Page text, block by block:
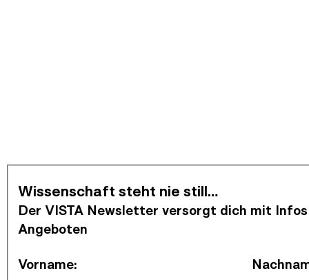
Wissenschaft steht nie still…
Der VISTA Newsletter versorgt dich mit
Angeboten
Vorname: